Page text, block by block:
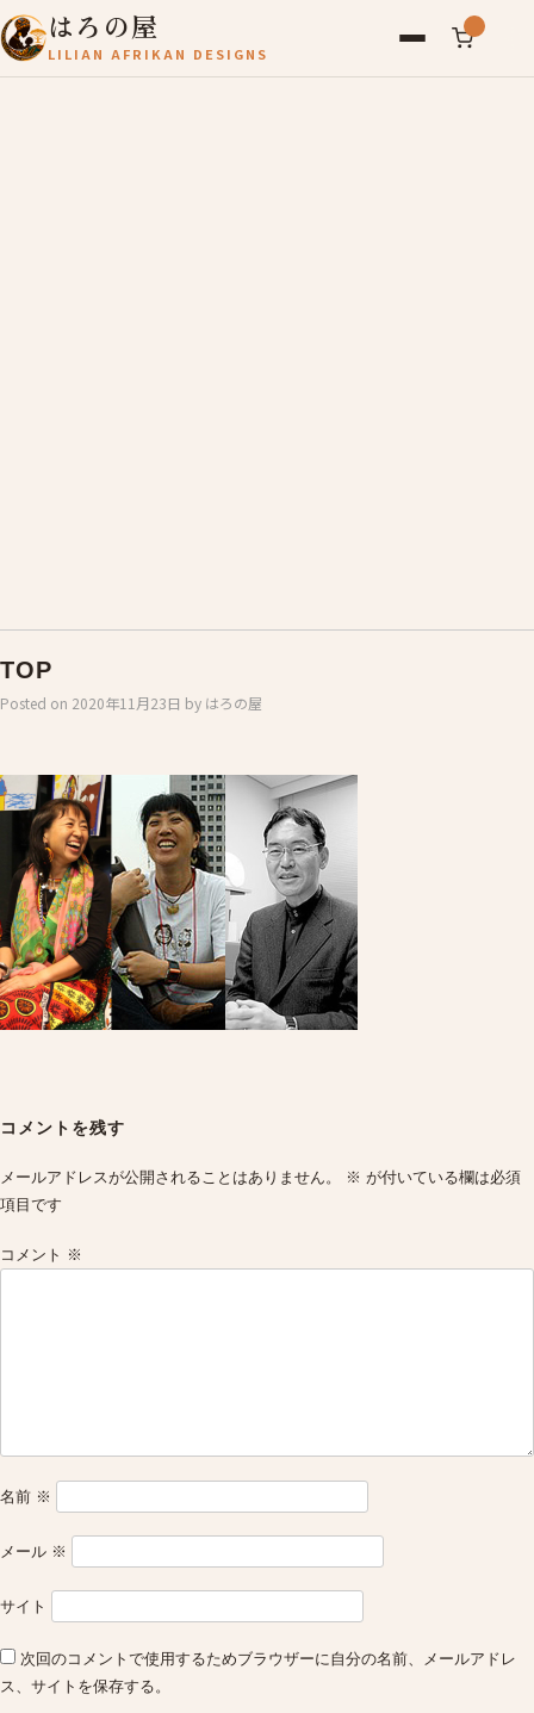
はろの屋
LILIAN AFRIKAN DESIGNS
TOP
Posted on 2020年11月23日 by はろの屋
navigation
コメントを残す
メールアドレスが公開されることはありません。 ※ が付いている欄は必須
項目です
コメント ※
名前 ※
メール ※
サイト
次回のコメントで使用するためブラウザーに自分の名前、メールアドレ
ス、サイトを保存する。